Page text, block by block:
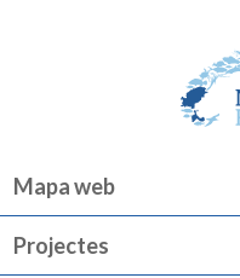
Mapa web
Projectes